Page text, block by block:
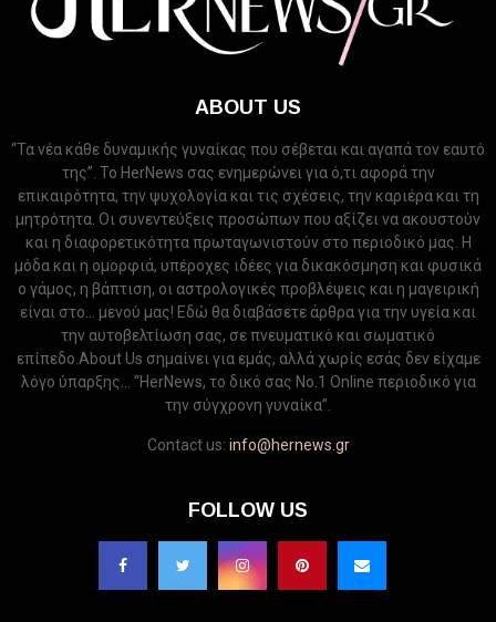
ABOUT US
“Τα νέα κάθε δυναμικής γυναίκας που σέβεται και αγαπά τον εαυτό
της”. Το HerNews σας ενημερώνει για ό,τι αφορά την
επικαιρότητα, την ψυχολογία και τις σχέσεις, την καριέρα και τη
μητρότητα. Οι συνεντεύξεις προσώπων που αξίζει να ακουστούν
και η διαφορετικότητα πρωταγωνιστούν στο περιοδικό μας. Η
μόδα και η ομορφιά, υπέροχες ιδέες για δικακόσμηση και φυσικά
ο γάμος, η βάπτιση, οι αστρολογικές προβλέψεις και η μαγειρική
είναι στο... μενού μας! Εδώ θα διαβάσετε άρθρα για την υγεία και
την αυτοβελτίωση σας, σε πνευματικό και σωματικό
επίπεδο.About Us σημαίνει για εμάς, αλλά χωρίς εσάς δεν είχαμε
λόγο ύπαρξης... “HerNews, το δικό σας Νo.1 Online περιοδικό για
την σύγχρονη γυναίκα”.
Contact us: info@hernews.gr
FOLLOW US